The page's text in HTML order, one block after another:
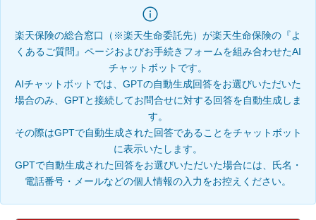
楽天保険の総合窓口（※楽天生命委託先）が楽天生命保険の『よ
くあるご質問』ページおよびお手続きフォームを組み合わせたAI
チャットボットです。
AIチャットボットでは、GPTの自動生成回答をお選びいただいた
場合のみ、GPTと接続してお問合せに対する回答を自動生成しま
す。
その際はGPTで自動生成された回答であることをチャットボット
に表示いたします。
GPTで自動生成された回答をお選びいただいた場合には、氏名・
電話番号・メールなどの個人情報の入力をお控えください。